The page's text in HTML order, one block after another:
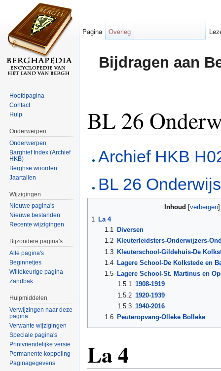
Bijdragen aan
BL 26
Archief HKB
BL 26 Onderwijs
Inhoud verbergen
1 La 4
1.1
Diversen
1.2
Kleuterleidsters-Onderwijzers-
1.3
Kleuterschool-Gildehuis-De
1.4
Lagere School-De Kolkstede en
1.5
Lagere School-St. Martinus en
1.5.1 1908-1919
1.5.2 1920-1939
1.5.3 1940-2016
1.6
Peuteropvang-Olleke Bolleke
La 4
Pagina Overleg
Hoofdpagina
Contact
Hulp
Onderwerpen
Onderwerpen
Barghief Index (Archief
HKB)
Berghse woorden
Jaartallen
Wijzigingen
Nieuwe pagina's
Nieuwe bestanden
Recente wijzigingen
Bijzondere pagina's
Alle pagina's
Beginnetjes
Willekeurige pagina
Zandbak
Hulpmiddelen
Verwijzingen naar deze
pagina
Verwante wijzigingen
Speciale pagina's
Printvriendelijke versie
Permanente koppeling
Paginagegevens